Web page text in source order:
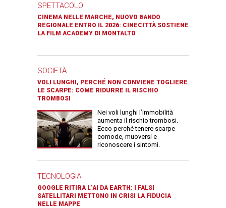
SPETTACOLO
CINEMA NELLE MARCHE, NUOVO BANDO
REGIONALE ENTRO IL 2026: CINECITTÀ SOSTIENE
LA FILM ACADEMY DI MONTALTO
SOCIETÀ
VOLI LUNGHI, PERCHÉ NON CONVIENE TOGLIERE
LE SCARPE: COME RIDURRE IL RISCHIO
TROMBOSI
Nei voli lunghi l’immobilità
aumenta il rischio trombosi.
Ecco perché tenere scarpe
comode, muoversi e
riconoscere i sintomi.
TECNOLOGIA
GOOGLE RITIRA L’AI DA EARTH: I FALSI
SATELLITARI METTONO IN CRISI LA FIDUCIA
NELLE MAPPE